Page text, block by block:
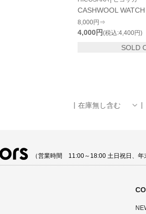
CASHWOOL WATCH
8,000円⇒
4,000円(税込:4,400円)
SOLD
在庫無し含む
（営業時間 11:00～18:00 土日祝日、年